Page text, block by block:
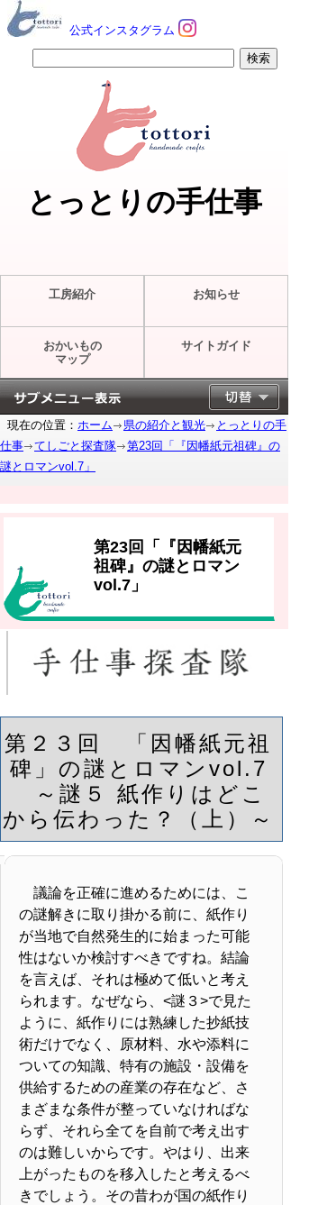
公式インスタグラム
とっとりの手仕事
工房紹介 お知らせ
おかいもの
マップ
サイトガイド
現在の位置： ホーム 県の紹介と観光
とっとりの手
仕事
てしごと探査隊
第23回「『因幡紙元祖碑』の
謎とロマンvol.7」
第23回「『因幡紙元
祖碑』の謎とロマン
vol.7」
第２３回 「因幡紙元祖
碑」の謎とロマンvol.7
～謎５ 紙作りはどこ
から伝わった？（上）～
議論を正確に進めるためには、こ
の謎解きに取り掛かる前に、紙作り
が当地で自然発生的に始まった可能
性はないか検討すべきですね。結論
を言えば、それは極めて低いと考え
られます。なぜなら、<謎３>で見た
ように、紙作りには熟練した抄紙技
術だけでなく、原材料、水や添料に
ついての知識、特有の施設・設備を
供給するための産業の存在など、さ
まざまな条件が整っていなければな
らず、それら全てを自前で考え出す
のは難しいからです。やはり、出来
上がったものを移入したと考えるべ
きでしょう。その昔わが国の紙作り